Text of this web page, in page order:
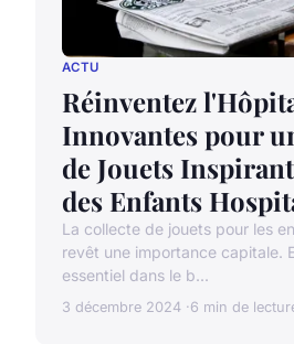
ACTU
Réinventez
Innovantes pour
de Jouets
des Enfants
La collecte de jouets pour les
revêt une importance capitale.
essentiel dans le b...
3 décembre 2024 6 min de